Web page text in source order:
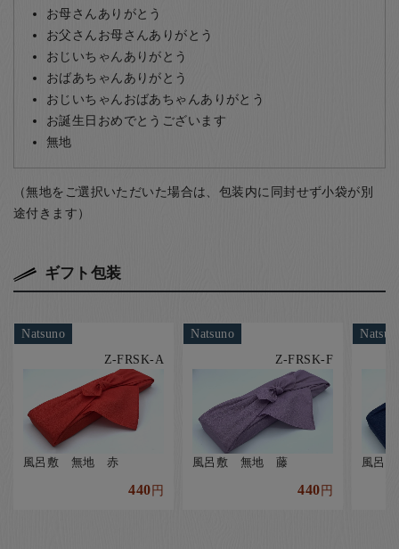
お母さんありがとう
お父さんお母さんありがとう
おじいちゃんありがとう
おばあちゃんありがとう
おじいちゃんおばあちゃんありがとう
お誕生日おめでとうございます
無地
（無地をご選択いただいた場合は、包装内に同封せず小袋が別
途付きます）
ギフト包装
Natsuno
Z-FRSK-A
風呂敷 無地 赤
440円
Natsuno
Z-FRSK-F
風呂敷 無地 藤
440円
風呂